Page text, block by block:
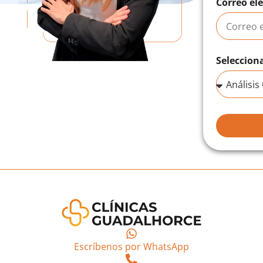
Escríbenos por WhatsApp